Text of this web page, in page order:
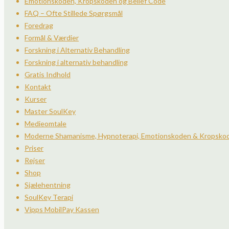
FAQ – Ofte Stillede Spørgsmål
Foredrag
Formål & Værdier
Forskning i Alternativ Behandling
Forskning i alternativ behandling
Gratis Indhold
Kontakt
Kurser
Master SoulKey
Medieomtale
Moderne Shamanisme, Hypnoterapi, Emotionskoden &
Priser
Rejser
Shop
Sjælehentning
SoulKey Terapi
Vipps MobilPay Kassen